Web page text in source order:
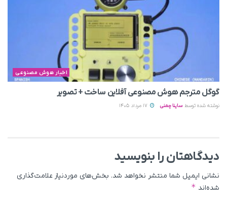
اخبار هوش مصنوعی
گوگل مترجم هوش مصنوعی آفلاین ساخت + تصویر
نوشته شده توسط ساینا چمنی
دیدگاهتان را بنویسید
نشانی ایمیل شما منتشر نخواهد شد. بخش‌های موردنیاز علامت‌گذاری
شده‌اند *